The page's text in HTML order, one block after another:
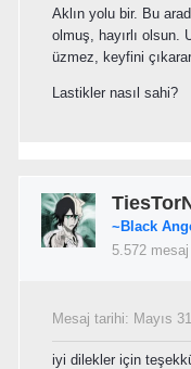
Aklın yolu bir. Bu
olmuş, hayırlı olsun.
üzmez, keyfini
Lastikler nasıl sahi?
~Black
5.572 mesaj
Mesaj tarihi: Mayıs
iyi dilekler için